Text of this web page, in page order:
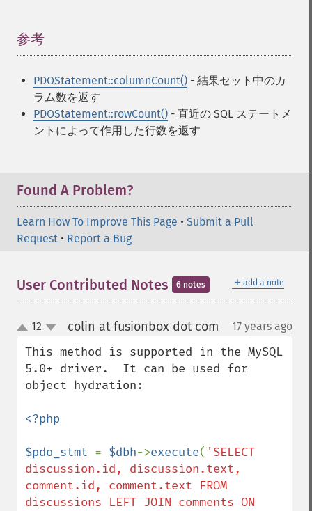
参考
PDOStatement::columnCount() - 結果セット中のカ
ラム数を返す
PDOStatement::rowCount() - 直近の SQL ステートメ
ントによって作用した行数を返す
Found A Problem?
Learn How To Improve This Page • Submit a Pull
Request • Report a Bug
＋ add a note
User Contributed Notes 6 notes
up
down
12 colin at fusionbox dot com 17 years ago
This method is supported in the MySQL
5.0+ driver.  It can be used for
object hydration:
<?php
$pdo_stmt = $dbh->execute( 'SELECT
discussion.id, discussion.text,
comment.id, comment.text FROM
discussions LEFT JOIN comments ON